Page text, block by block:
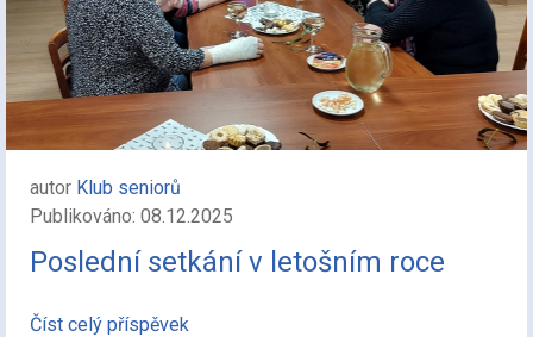
autor Klub seniorů
Publikováno: 08.12.2025
Poslední setkání v letošním roce
Číst celý příspěvek